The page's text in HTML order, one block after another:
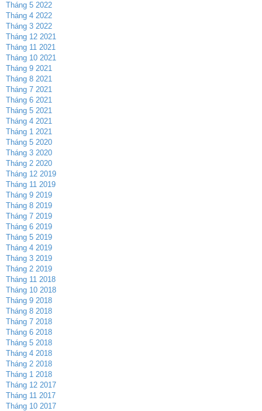
Tháng 5 2022
Tháng 4 2022
Tháng 3 2022
Tháng 12 2021
Tháng 11 2021
Tháng 10 2021
Tháng 9 2021
Tháng 8 2021
Tháng 7 2021
Tháng 6 2021
Tháng 5 2021
Tháng 4 2021
Tháng 1 2021
Tháng 5 2020
Tháng 3 2020
Tháng 2 2020
Tháng 12 2019
Tháng 11 2019
Tháng 9 2019
Tháng 8 2019
Tháng 7 2019
Tháng 6 2019
Tháng 5 2019
Tháng 4 2019
Tháng 3 2019
Tháng 2 2019
Tháng 11 2018
Tháng 10 2018
Tháng 9 2018
Tháng 8 2018
Tháng 7 2018
Tháng 6 2018
Tháng 5 2018
Tháng 4 2018
Tháng 2 2018
Tháng 1 2018
Tháng 12 2017
Tháng 11 2017
Tháng 10 2017